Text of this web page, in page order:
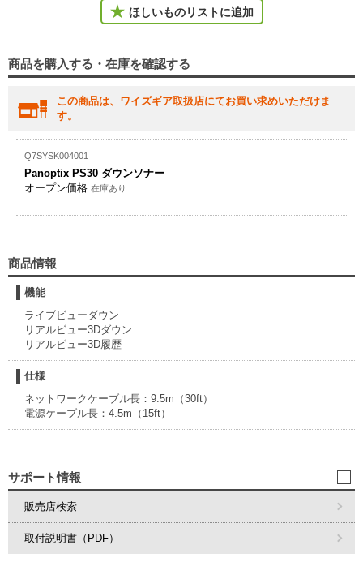
ほしいものリストに追加
商品を購入する・在庫を確認する
この商品は、ワイズギア取扱店にてお買い求めいただけま
す。
Q7SYSK004001
Panoptix PS30 ダウンソナー
オープン価格 在庫あり
商品情報
機能
ライブビューダウン
リアルビュー3Dダウン
リアルビュー3D履歴
仕様
ネットワークケーブル長：9.5m（30ft）
電源ケーブル長：4.5m（15ft）
サポート情報
販売店検索
取付説明書（PDF）